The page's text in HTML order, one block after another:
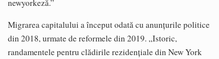
newyorkeză.”
Migrarea capitalului a început odată cu anunțurile politice
din 2018, urmate de reformele din 2019. „Istoric,
randamentele pentru clădirile rezidențiale din New York